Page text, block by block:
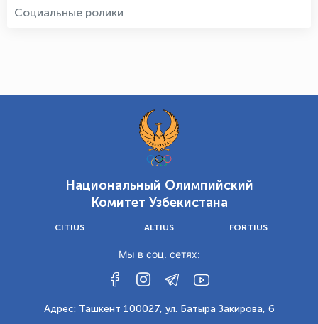
Социальные ролики
Национальный Олимпийский
Комитет Узбекистана
CITIUS ALTIUS FORTIUS
Мы в соц. сетях:
Адрес: Ташкент 100027, ул. Батыра Закирова, 6